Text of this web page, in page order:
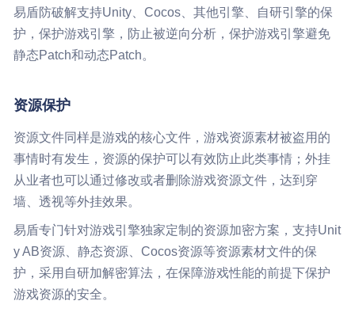
易盾防破解支持Unity、Cocos、其他引擎、自研引擎的保
护，保护游戏引擎，防止被逆向分析，保护游戏引擎避免
静态Patch和动态Patch。
资源保护
资源文件同样是游戏的核心文件，游戏资源素材被盗用的
事情时有发生，资源的保护可以有效防止此类事情；外挂
从业者也可以通过修改或者删除游戏资源文件，达到穿
墙、透视等外挂效果。
易盾专门针对游戏引擎独家定制的资源加密方案，支持Unit
y AB资源、静态资源、Cocos资源等资源素材文件的保
护，采用自研加解密算法，在保障游戏性能的前提下保护
游戏资源的安全。